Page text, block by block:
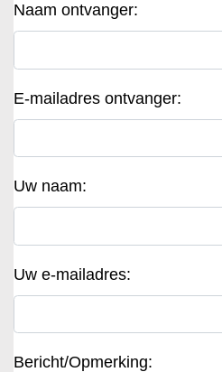
Naam ontvanger:
E-mailadres ontvanger:
Uw naam:
Uw e-mailadres:
Bericht/Opmerking: